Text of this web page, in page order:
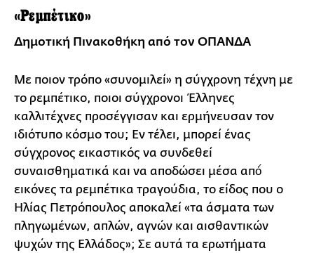
«Ρεμπέτικο»
Δημοτική Πινακοθήκη από τον ΟΠΑΝΔΑ
Με ποιον τρόπο «συνομιλεί» η σύγχρονη τέχνη με
το ρεμπέτικο, ποιοι σύγχρονοι Έλληνες
καλλιτέχνες προσέγγισαν και ερμήνευσαν τον
ιδιότυπο κόσμο του; Εν τέλει, μπορεί ένας
σύγχρονος εικαστικός να συνδεθεί
συναισθηματικά και να αποδώσει μέσα από́
εικόνες τα ρεμπέτικα τραγούδια, το είδος που ο
Ηλίας Πετρόπουλος αποκαλεί «τα άσματα των
πληγωμένων, απλών, αγνών και αισθαντικών
ψυχών της Ελλάδος»; Σε αυτά τα ερωτήματα